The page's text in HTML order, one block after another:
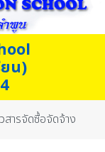
ยน)
สารจัดซื้อจัดจ้าง